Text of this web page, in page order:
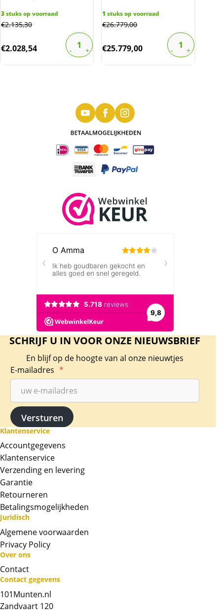
3stuks op voorraad
€2.135,30
€2.028,54
1 stuks op voorraad
€26.779,00
€25.779,00
Chat met ons
SCHRIJF U IN VOOR ONZE NIEUWSBRIEF
En blijf op de hoogte van al onze nieuwtjes
E-mailadres *
Klantenservice
Accountgegevens
Klantenservice
Verzending en levering
Garantie
Retourneren
Betalingsmogelijkheden
Juridisch
Algemene voorwaarden
Privacy Policy
Over ons
Contact
Contact gegevens
101Munten.nl
Zandvaart 120